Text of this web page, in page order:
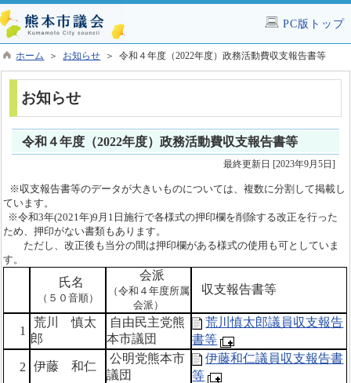
PC版トップ
ホーム ＞ お知らせ ＞ 令和４年度（2022年度）政務活動費収支報告書等
お知らせ
令和４年度（2022年度）政務活動費収支報告書等
最終更新日 [2023年9月5日]
※収支報告書等のデータが大きいものについては、複数に分割して掲載し
ています。
※令和3年(2021年)9月1日施行で各様式の押印欄を削除する改正を行った
ため、押印がない書類もあります。
ただし、改正後も 当分の間は押印欄がある様式の使用も可としていま
す。
氏名
（５０音順）
会派
（令和４年度所属
会派）
収支報告書等
1
荒川 慎太
郎
自由民主党熊
本市議団
荒川慎太郎議員収支報告
書等
2 伊藤 和仁
公明党熊本市
議団
伊藤和仁議員収支報告書
等